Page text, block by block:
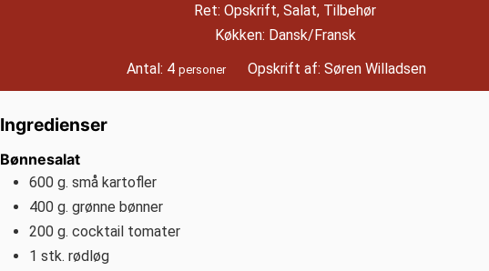
Ret: Opskrift, Salat, Tilbehør
Køkken: Dansk/Fransk
Antal: 4 personer Opskrift af: Søren Willadsen
Ingredienser
Bønnesalat
600 g. små kartofler
400 g. grønne bønner
200 g. cocktail tomater
1 stk. rødløg